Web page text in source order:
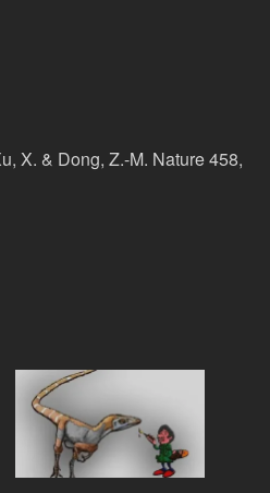
X. & Dong, Z.-M. Nature 458,